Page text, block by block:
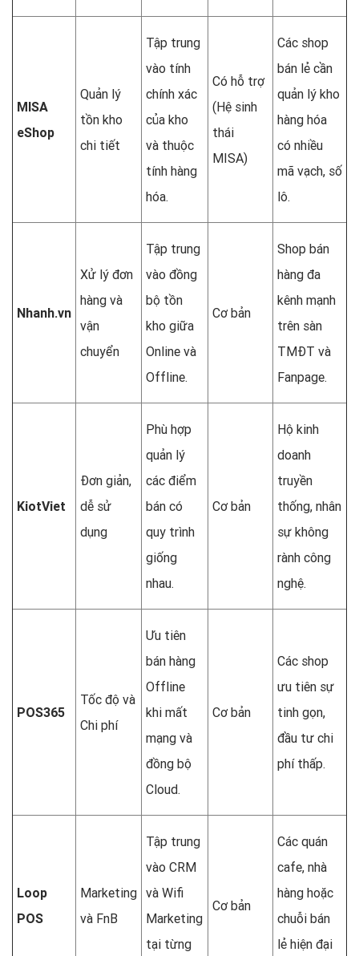
MISA
eShop
Quản lý
tồn kho
chi tiết
Tập trung
vào tính
chính xác
của kho
và thuộc
tính hàng
hóa.
Có hỗ trợ
(Hệ sinh
thái
MISA)
Các shop
bán lẻ cần
quản lý kho
hàng hóa
có nhiều
mã vạch, số
lô.
Nhanh.vn
Xử lý đơn
hàng và
vận
chuyển
Tập trung
vào đồng
bộ tồn
kho giữa
Online và
Offline.
Cơ bản
Shop bán
hàng đa
kênh mạnh
trên sàn
TMĐT và
Fanpage.
KiotViet
Đơn giản,
dễ sử
dụng
Phù hợp
quản lý
các điểm
bán có
quy trình
giống
nhau.
Cơ bản
Hộ kinh
doanh
truyền
thống, nhân
sự không
rành công
nghệ.
POS365
Tốc độ và
Chi phí
Ưu tiên
bán hàng
Offline
khi mất
mạng và
đồng bộ
Cloud.
Cơ bản
Các shop
ưu tiên sự
tinh gọn,
đầu tư chi
phí thấp.
Loop
POS
Marketing
và FnB
Tập trung
vào CRM
và Wifi
Marketing
tại từng
Cơ bản
Các quán
cafe, nhà
hàng hoặc
chuỗi bán
lẻ hiện đại